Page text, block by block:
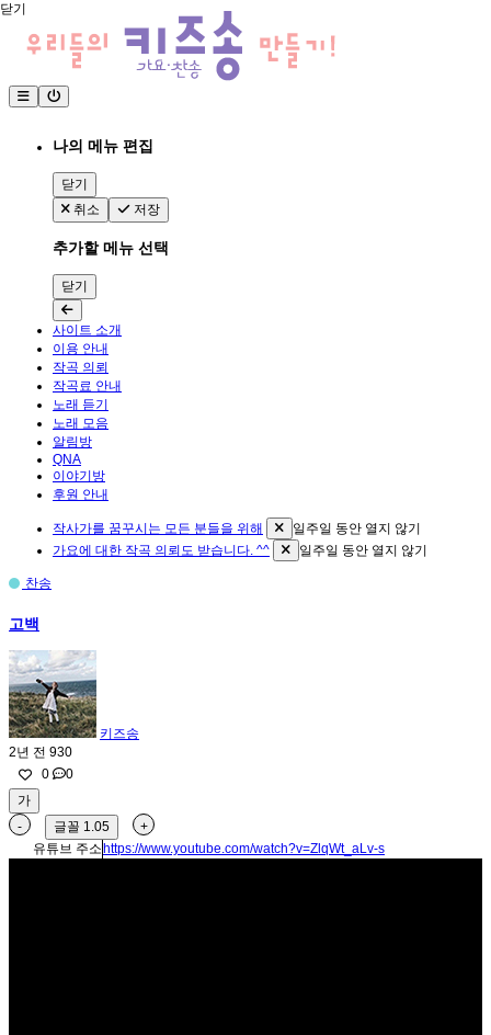
나의 메뉴 편집
닫기
취소
저장
추가할 메뉴 선택
닫기
사이트 소개
이용 안내
작곡 의뢰
작곡료 안내
노래 듣기
노래 모음
알림방
QNA
이야기방
후원 안내
작사가를 꿈꾸시는 모든 분들을 위해
일주일 동안 열지 않기
가요에 대한 작곡 의뢰도 받습니다. ^^
일주일 동안 열지 않기
찬송
고백
키즈송
2년 전 930
0
0
가
-
글꼴 1.05
+
유튜브 주소 https://www.youtube.com/watch?v=ZlqWt_aLv-s
닫기